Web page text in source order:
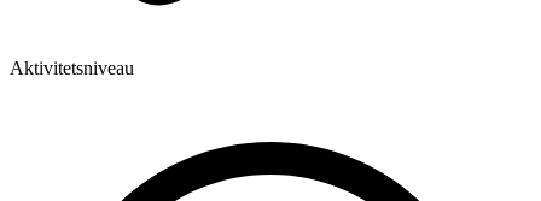
Aktivitetsniveau